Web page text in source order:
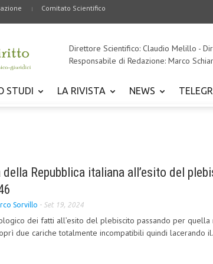
Comitato Scientifico
Direttore Scientifico: Claudio Melillo -
Responsabile di Redazione: Marco
STUDI LA RIVISTA NEWS
della Repubblica italiana all’esito del
Sorvillo - Set 19, 2024
dei fatti all’esito del plebiscito passando per quella
due cariche totalmente incompatibili quindi lacerando